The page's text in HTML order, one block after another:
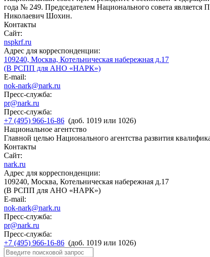
года № 249. Председателем Национального совета
Николаевич Шохин.
Контакты
Сайт:
nspkrf.ru
Адрес для корреспонденции:
109240, Москва, Котельническая набережная д.17
(В РСПП для АНО «НАРК»)
E-mail:
nok-nark@nark.ru
Пресс-служба:
pr@nark.ru
Пресс-служба:
+7 (495) 966-16-86 (доб. 1019 или 1026)
Национальное агентство
Главной целью Национального агентства развития
Контакты
Сайт:
nark.ru
Адрес для корреспонденции:
109240, Москва, Котельническая набережная д.17
(В РСПП для АНО «НАРК»)
E-mail:
nok-nark@nark.ru
Пресс-служба:
pr@nark.ru
Пресс-служба:
+7 (495) 966-16-86 (доб. 1019 или 1026)